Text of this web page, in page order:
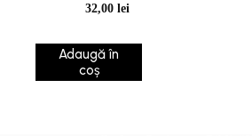
32,00lei
Adaugă în
coș